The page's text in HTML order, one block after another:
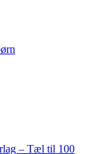
– Tæl til 100